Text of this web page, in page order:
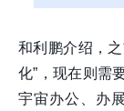
和利鹏介绍，
化”，现在则需
宇宙办公、办